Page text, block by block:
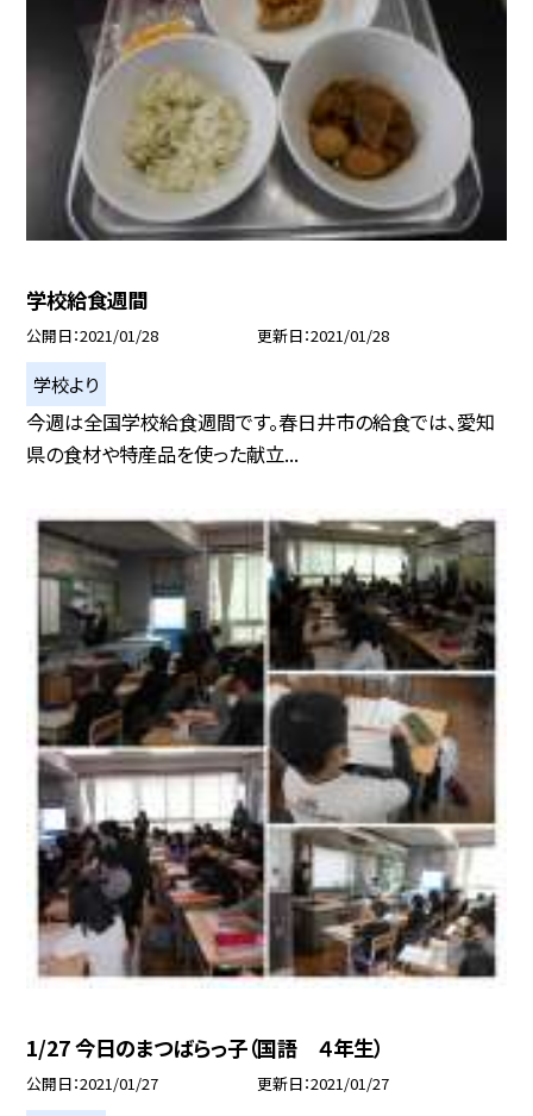
学校給食週間
公開日 2021/01/28 更新日 2021/01/28
学校より
今週は全国学校給食週間です。春日井市の給食では、愛知
県の食材や特産品を使った献立...
1/27 今日のまつばらっ子（国語 ４年生）
公開日 2021/01/27 更新日 2021/01/27